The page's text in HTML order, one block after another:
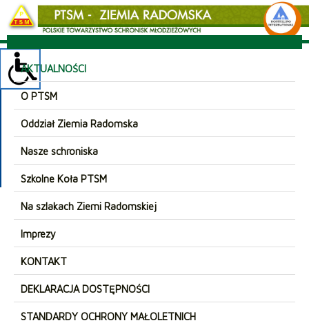
AKTUALNOŚCI
O PTSM
Oddział Ziemia Radomska
Nasze schroniska
Szkolne Koła PTSM
Na szlakach Ziemi Radomskiej
Imprezy
KONTAKT
DEKLARACJA DOSTĘPNOŚCI
STANDARDY OCHRONY MAŁOLETNICH